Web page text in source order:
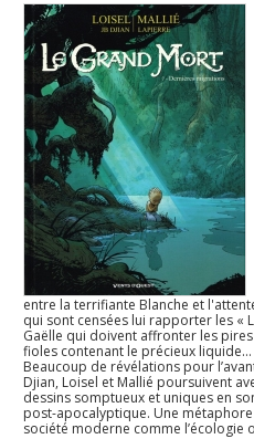
entre la terrifiante Blanche et
qui sont censées lui rapporter les «
Gaëlle qui doivent affronter les
fioles contenant le précieux liquide...
Beaucoup de révélations pour
Djian, Loisel et Mallié poursuivent
dessins somptueux et uniques en
post-apocalyptique. Une
société moderne comme l’écologie